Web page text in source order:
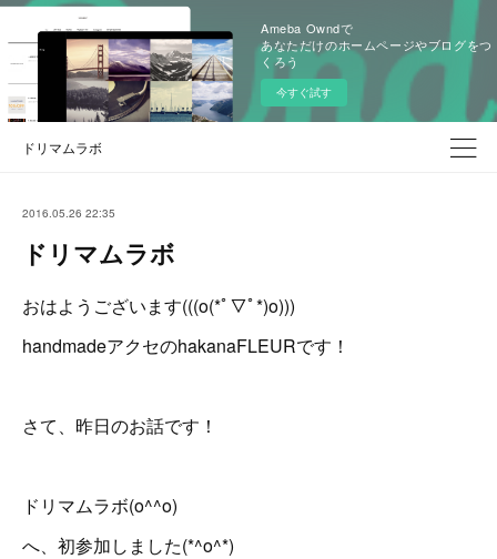
Ameba Owndで
あなただけのホームページやブログをつ
くろう
今すぐ試す
ドリマムラボ
2016.05.26 22:35
ドリマムラボ
おはようございます(((o(*ﾟ▽ﾟ*)o)))
handmadeアクセのhakanaFLEURです！
さて、昨日のお話です！
ドリマムラボ(o^^o)
へ、初参加しました(*^o^*)